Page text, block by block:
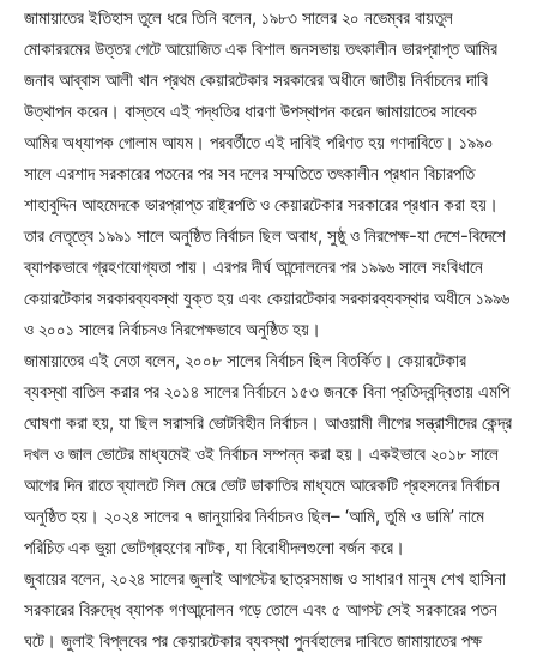
জামায়াতের ইতিহাস তুলে ধরে তিনি বলেন, ১৯৮৩ সালের ২০ নভেম্বর বায়তুল
মোকাররমের উত্তর গেটে আয়োজিত এক বিশাল জনসভায় তৎকালীন ভারপ্রাপ্ত আমির
জনাব আব্বাস আলী খান প্রথম কেয়ারটেকার সরকারের অধীনে জাতীয় নির্বাচনের দাবি
উত্থাপন করেন। বাস্তবে এই পদ্ধতির ধারণা উপস্থাপন করেন জামায়াতের সাবেক
আমির অধ্যাপক গোলাম আযম। পরবর্তীতে এই দাবিই পরিণত হয় গণদাবিতে। ১৯৯০
সালে এরশাদ সরকারের পতনের পর সব দলের সম্মতিতে তৎকালীন প্রধান বিচারপতি
শাহাবুদ্দিন আহমেদকে ভারপ্রাপ্ত রাষ্ট্রপতি ও কেয়ারটেকার সরকারের প্রধান করা হয়।
তার নেতৃত্বে ১৯৯১ সালে অনুষ্ঠিত নির্বাচন ছিল অবাধ, সুষ্ঠু ও নিরপেক্ষ-যা দেশে-বিদেশে
ব্যাপকভাবে গ্রহণযোগ্যতা পায়। এরপর দীর্ঘ আন্দোলনের পর ১৯৯৬ সালে সংবিধানে
কেয়ারটেকার সরকারব্যবস্থা যুক্ত হয় এবং কেয়ারটেকার সরকারব্যবস্থার অধীনে ১৯৯৬
ও ২০০১ সালের নির্বাচনও নিরপেক্ষভাবে অনুষ্ঠিত হয়।
জামায়াতের এই নেতা বলেন, ২০০৮ সালের নির্বাচন ছিল বিতর্কিত। কেয়ারটেকার
ব্যবস্থা বাতিল করার পর ২০১৪ সালের নির্বাচনে ১৫৩ জনকে বিনা প্রতিদ্বন্দ্বিতায় এমপি
ঘোষণা করা হয়, যা ছিল সরাসরি ভোটবিহীন নির্বাচন। আওয়ামী লীগের সন্ত্রাসীদের কেন্দ্র
দখল ও জাল ভোটের মাধ্যমেই ওই নির্বাচন সম্পন্ন করা হয়। একইভাবে ২০১৮ সালে
আগের দিন রাতে ব্যালটে সিল মেরে ভোট ডাকাতির মাধ্যমে আরেকটি প্রহসনের নির্বাচন
অনুষ্ঠিত হয়। ২০২৪ সালের ৭ জানুয়ারির নির্বাচনও ছিল– ‘আমি, তুমি ও ডামি’ নামে
পরিচিত এক ভুয়া ভোটগ্রহণের নাটক, যা বিরোধীদলগুলো বর্জন করে।
জুবায়ের বলেন, ২০২৪ সালের জুলাই আগস্টের ছাত্রসমাজ ও সাধারণ মানুষ শেখ হাসিনা
সরকারের বিরুদ্ধে ব্যাপক গণআন্দোলন গড়ে তোলে এবং ৫ আগস্ট সেই সরকারের পতন
ঘটে। জুলাই বিপ্লবের পর কেয়ারটেকার ব্যবস্থা পুনর্বহালের দাবিতে জামায়াতের পক্ষ